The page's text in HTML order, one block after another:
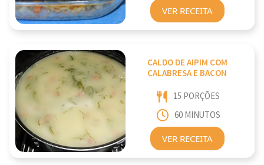
VER RECEITA
CALDO DE AIPIM COM
CALABRESA E BACON
15 PORÇÕES
60 MINUTOS
VER RECEITA